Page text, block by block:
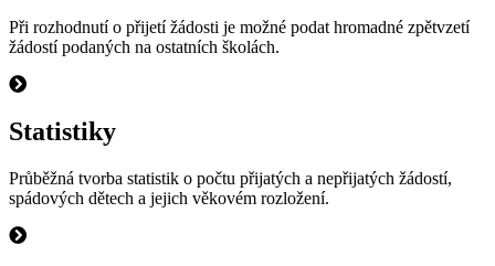
Při rozhodnutí o přijetí žádosti je možné podat hromadné zpětvzetí
žádostí podaných na ostatních školách.
Statistiky
Průběžná tvorba statistik o počtu přijatých a nepřijatých žádostí,
spádových dětech a jejich věkovém rozložení.